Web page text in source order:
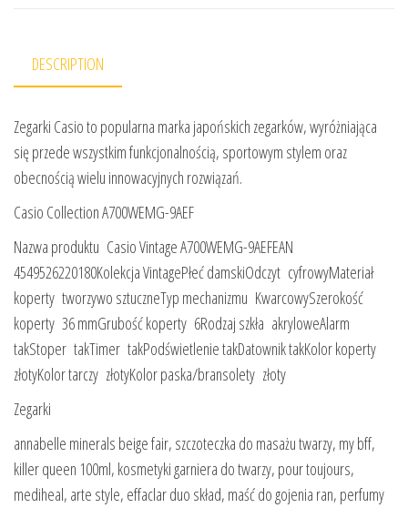
DESCRIPTION
Zegarki Casio to popularna marka japońskich zegarków, wyróżniająca
się przede wszystkim funkcjonalnością, sportowym stylem oraz
obecnością wielu innowacyjnych rozwiązań.
Casio Collection A700WEMG-9AEF
Nazwa produktu Casio Vintage A700WEMG-9AEFEAN
4549526220180Kolekcja VintagePłeć damskiOdczyt cyfrowyMateriał
koperty tworzywo sztuczneTyp mechanizmu KwarcowySzerokość
koperty 36 mmGrubość koperty 6Rodzaj szkła akryloweAlarm
takStoper takTimer takPodświetlenie takDatownik takKolor koperty
złotyKolor tarczy złotyKolor paska/bransolety złoty
Zegarki
annabelle minerals beige fair, szczoteczka do masażu twarzy, my bff,
killer queen 100ml, kosmetyki garniera do twarzy, pour toujours,
mediheal, arte style, effaclar duo skład, maść do gojenia ran, perfumy